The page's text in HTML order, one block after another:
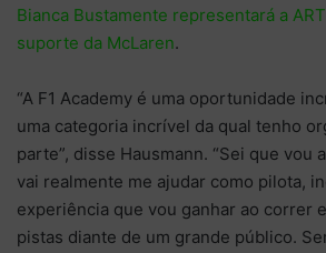
Bianca Bustamente representará a
suporte da McLaren.
“A F1 Academy é uma oportunidade
uma categoria incrível da qual tenho
parte”, disse Hausmann. “Sei que vou
vai realmente me ajudar como pilota,
experiência que vou ganhar ao correr
pistas diante de um grande público.